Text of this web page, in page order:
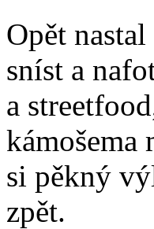
Opět
sníst a
a
kámošema
si pěkný
zpět.